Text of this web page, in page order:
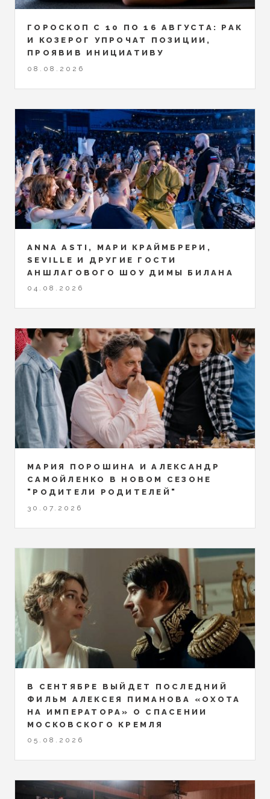
ГОРОСКОП С 10 ПО 16 АВГУСТА: РАК
И КОЗЕРОГ УПРОЧАТ ПОЗИЦИИ,
ПРОЯВИВ ИНИЦИАТИВУ
08.08.2026
ANNA ASTI, МАРИ КРАЙМБРЕРИ,
SEVILLE И ДРУГИЕ ГОСТИ
АНШЛАГОВОГО ШОУ ДИМЫ БИЛАНА
04.08.2026
МАРИЯ ПОРОШИНА И АЛЕКСАНДР
САМОЙЛЕНКО В НОВОМ СЕЗОНЕ
"РОДИТЕЛИ РОДИТЕЛЕЙ"
30.07.2026
В СЕНТЯБРЕ ВЫЙДЕТ ПОСЛЕДНИЙ
ФИЛЬМ АЛЕКСЕЯ ПИМАНОВА «ОХОТА
НА ИМПЕРАТОРА» О СПАСЕНИИ
МОСКОВСКОГО КРЕМЛЯ
05.08.2026